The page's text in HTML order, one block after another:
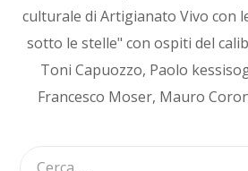
culturale di Artigianato Vivo con
sotto le stelle" con ospiti del
Toni Capuozzo, Paolo
Francesco Moser, Mauro